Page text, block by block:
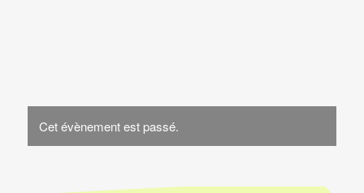
Cet évènement est passé.